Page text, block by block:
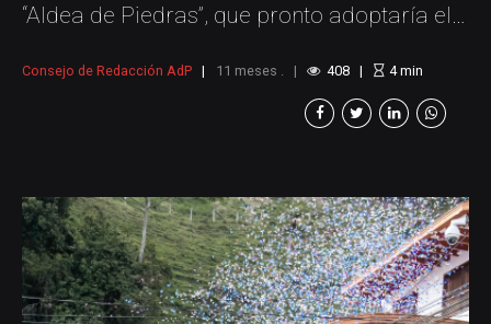
“Aldea de Piedras”, que pronto adoptaría el
años: Jericó. Desde entonces, se ha
caracterizado por su cultura, la vocación de
identidad jericoana se forjó temprano con
una convicción: progreso con propósito. No
es casual que, apenas medio siglo después
Consejo de Redacción AdP 11 meses . 408 4min